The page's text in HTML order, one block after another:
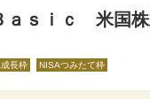
ａｓｉｃ 米国
長枠 NISAつみたて枠